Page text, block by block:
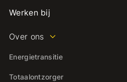
Werken bij
Over ons
Energietransitie
Totaalontzorger